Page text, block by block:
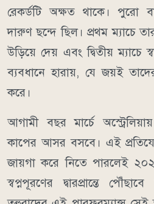
রেকর্ডটি অক্ষত থাকে। পুরো
দারুণ ছন্দে ছিল। প্রথম ম্যাচে
উড়িয়ে দেয় এবং দ্বিতীয় ম্যাচে
ব্যবধানে হারায়, যে জয়ই
করে।
আগামী বছর মার্চে
কাপের আসর বসবে। এই
জায়গা করে নিতে পারলেই
স্বপ্নপূরণের দ্বারপ্রান্তে